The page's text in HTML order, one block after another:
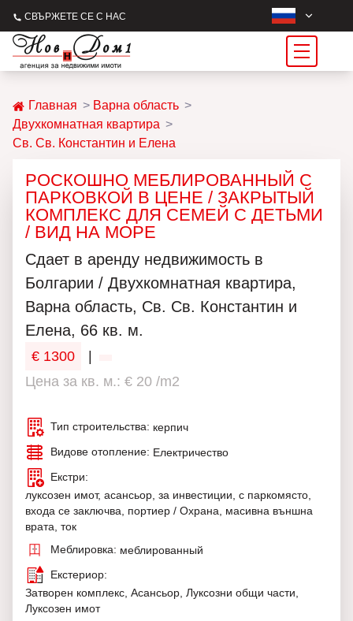
СВЪРЖЕТЕ СЕ С НАС
Главная
Варна область
Двухкомнатная квартира
Св. Св. Константин и Елена
РОСКОШНО МЕБЛИРОВАННЫЙ С
ПАРКОВКОЙ В ЦЕНЕ / ЗАКРЫТЫЙ
КОМПЛЕКС ДЛЯ СЕМЕЙ С ДЕТЬМИ
/ ВИД НА МОРЕ
Сдает в аренду недвижимость в
Болгарии / Двухкомнатная квартира,
Варна область, Св. Св. Константин и
Елена, 66 кв. м.
€ 1300
Цена за кв. м.: € 20 /m2
Тип строительства: керпич
Видове отопление: Електричество
Екстри:
луксозен имот, асансьор, за инвестиции, с паркомясто,
входа се заключва, портиер / Охрана, масивна външна
врата, ток
Меблировка: меблированный
Екстериор:
Затворен комплекс, Асансьор, Луксозни общи части,
Луксозен имот